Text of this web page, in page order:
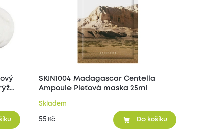
SKIN1004 Madagascar Centella
Ampoule Pleťová maska 25ml
Skladem
55 Kč Do košíku